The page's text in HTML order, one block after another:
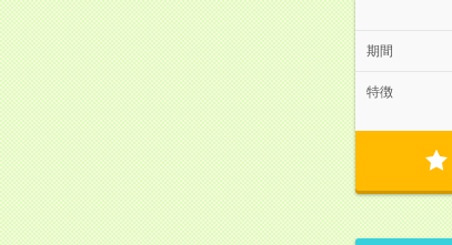
期間
特徴